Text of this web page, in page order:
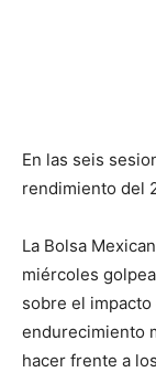
En las seis
rendimiento del
La Bolsa
miércoles
sobre el
endurecimiento
hacer frente a